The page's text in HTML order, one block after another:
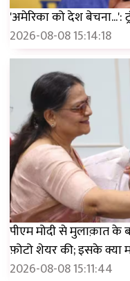
'अमेरिका को देश बेचना...':
2026-08-08 15:14:18
पीएम मोदी से मुलाक़ात के
फ़ोटो शेयर की; इसके क्या
2026-08-08 15:11:44